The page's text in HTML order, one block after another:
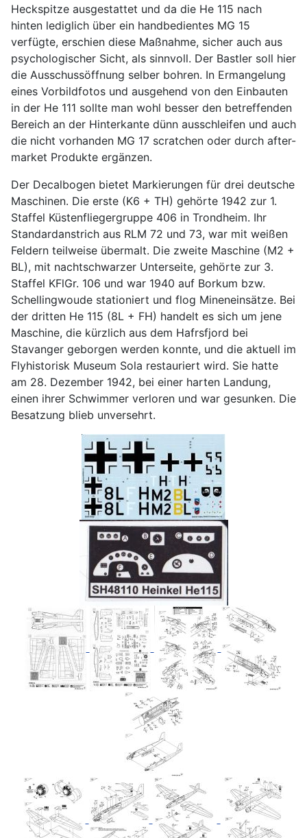
Heckspitze ausgestattet und da die He 115 nach
hinten lediglich über ein handbedientes MG 15
verfügte, erschien diese Maßnahme, sicher auch aus
psychologischer Sicht, als sinnvoll. Der Bastler soll hier
die Ausschussöffnung selber bohren. In Ermangelung
eines Vorbildfotos und ausgehend von den Einbauten
in der He 111 sollte man wohl besser den betreffenden
Bereich an der Hinterkante dünn ausschleifen und auch
die nicht vorhanden MG 17 scratchen oder durch after-
market Produkte ergänzen.
Der Decalbogen bietet Markierungen für drei deutsche
Maschinen. Die erste (K6 + TH) gehörte 1942 zur 1.
Staffel Küstenfliegergruppe 406 in Trondheim. Ihr
Standardanstrich aus RLM 72 und 73, war mit weißen
Feldern teilweise übermalt. Die zweite Maschine (M2 +
BL), mit nachtschwarzer Unterseite, gehörte zur 3.
Staffel KFlGr. 106 und war 1940 auf Borkum bzw.
Schellingwoude stationiert und flog Mineneinsätze. Bei
der dritten He 115 (8L + FH) handelt es sich um jene
Maschine, die kürzlich aus dem Hafrsfjord bei
Stavanger geborgen werden konnte, und die aktuell im
Flyhistorisk Museum Sola restauriert wird. Sie hatte
am 28. Dezember 1942, bei einer harten Landung,
einen ihrer Schwimmer verloren und war gesunken. Die
Besatzung blieb unversehrt.